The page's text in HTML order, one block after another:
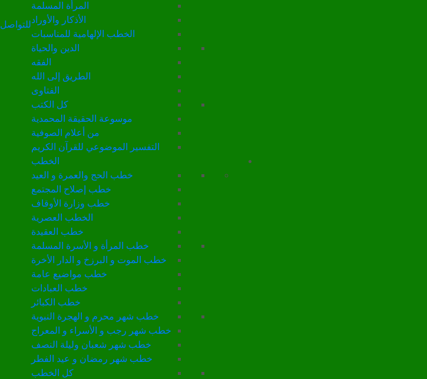
المرأة المسلمة
الأذكار والأوراد
الخطب الإلهامية للمناسبات
الدين والحياة
الفقه
الطريق إلى الله
الفتاوى
كل الكتب
موسوعة الحقيقة المحمدية
من أعلام الصوفية
التفسير الموضوعي للقرآن الكريم
الخطب
خطب الحج والعمرة و العيد
خطب إصلاح المجتمع
خطب وزارة الأوقاف
الخطب العصرية
خطب العقيدة
خطب المرأة و الأسرة المسلمة
خطب الموت و البرزخ و الدار الأخرة
خطب مواضيع عامة
خطب العبادات
خطب الكبائر
خطب شهر محرم و الهجرة النبوية
خطب شهر رجب و الأسراء و المعراج
خطب شهر شعبان وليلة النصف
خطب شهر رمضان و عيد الفطر
كل الخطب
للتواصل